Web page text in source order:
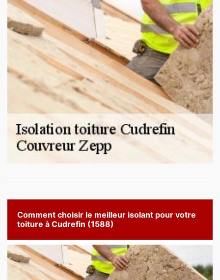
Comment choisir le meilleur isolant pour votre
toiture à Cudrefin (1588)